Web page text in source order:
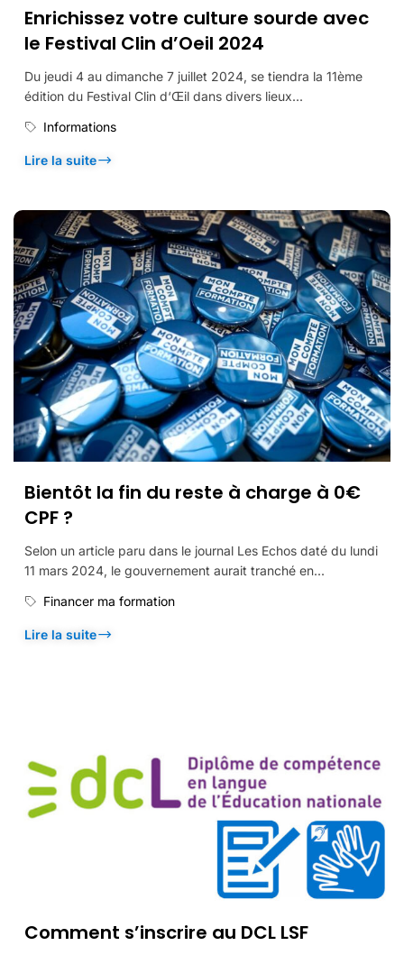
Enrichissez votre culture sourde avec
le Festival Clin d’Oeil 2024
Du jeudi 4 au dimanche 7 juillet 2024, se tiendra la 11ème
édition du Festival Clin d‘Œil dans divers lieux...
Informations
Lire la suite
Bientôt la fin du reste à charge à 0€
CPF ?
Selon un article paru dans le journal Les Echos daté du lundi
11 mars 2024, le gouvernement aurait tranché en...
Financer ma formation
Lire la suite
Comment s’inscrire au DCL LSF